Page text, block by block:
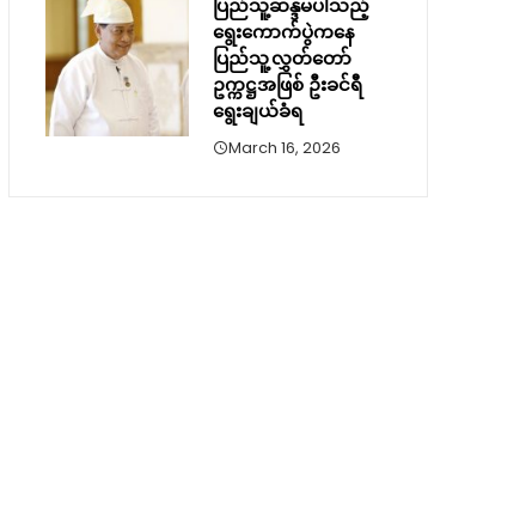
ရွေးကောက်ပွဲကနေ
ပြည်သူ့လွှတ်တော်
ဥက္ကဋ္ဌအဖြစ် ဦးခင်ရီ
ရွေးချယ်ခံရ
March 16, 2026